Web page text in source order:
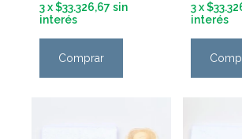
3x$33.326,67 sin
interés
Comprar
3 x
interés